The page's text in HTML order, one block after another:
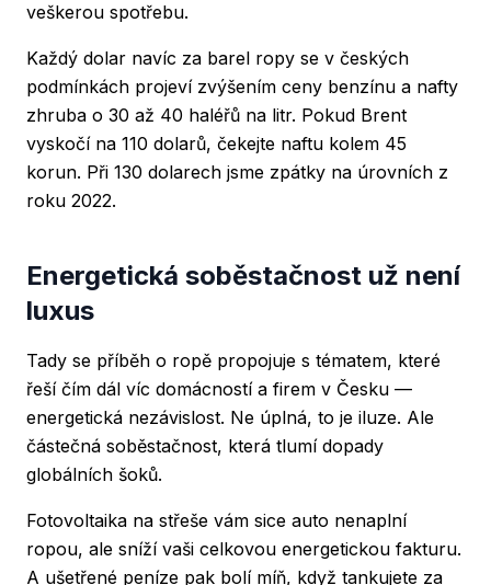
veškerou spotřebu.
Každý dolar navíc za barel ropy se v českých
podmínkách projeví zvýšením ceny benzínu a nafty
zhruba o 30 až 40 haléřů na litr. Pokud Brent
vyskočí na 110 dolarů, čekejte naftu kolem 45
korun. Při 130 dolarech jsme zpátky na úrovních z
roku 2022.
Energetická soběstačnost už není
luxus
Tady se příběh o ropě propojuje s tématem, které
řeší čím dál víc domácností a firem v Česku —
energetická nezávislost. Ne úplná, to je iluze. Ale
částečná soběstačnost, která tlumí dopady
globálních šoků.
Fotovoltaika na střeše vám sice auto nenaplní
ropou, ale sníží vaši celkovou energetickou fakturu.
A ušetřené peníze pak bolí míň, když tankujete za